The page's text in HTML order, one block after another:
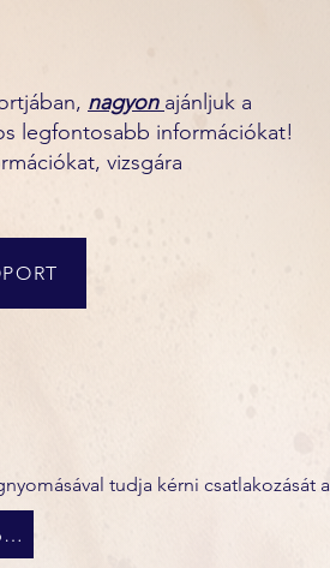
nagyon ajánljuk a
legfontosabb információkat!
vizsgára
tudja kérni csatlakozását a